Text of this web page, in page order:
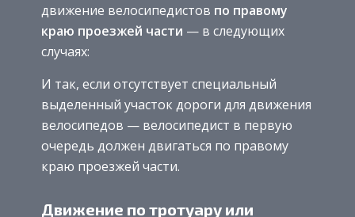
движение велосипедистов по правому
краю проезжей части — в следующих
случаях:
И так, если отсутствует специальный
выделенный участок дороги для движения
велосипедов — велосипедист в первую
очередь должен двигаться по правому
краю проезжей части.
Движение по тротуару или